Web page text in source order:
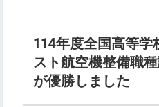
114年度全国高等学
スト航空機整備職
が優勝しました